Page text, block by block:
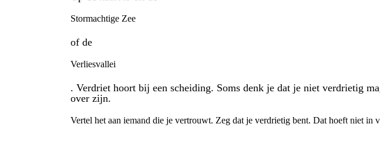
Stormachtige Zee
of de
Verliesvallei
. Verdriet hoort bij een scheiding. Soms denk je dat je niet verdrietig
over zijn.
Vertel het aan iemand die je vertrouwt. Zeg dat je verdrietig bent. Dat hoeft niet